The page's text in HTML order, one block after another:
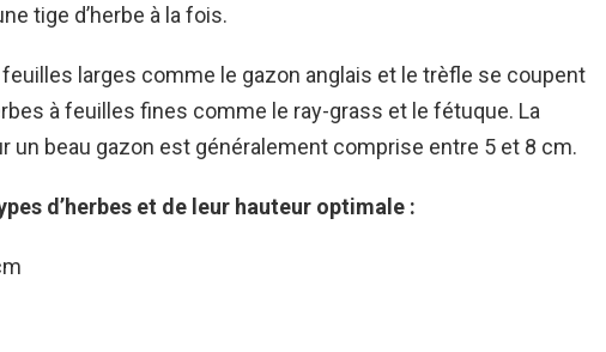
tige d’herbe à la fois.
feuilles larges comme le gazon anglais et le trèfle se coupent
à feuilles fines comme le ray-grass et le fétuque. La
un beau gazon est généralement comprise entre 5 et 8 cm.
d’herbes et de leur hauteur optimale :